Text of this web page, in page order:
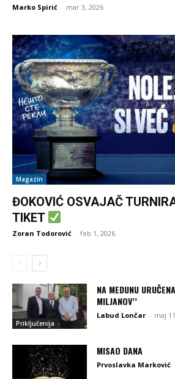
Marko Spirić - mar 3, 2026
Magazin
ĐOKOVIĆ OSVAJAČ
TIKET
Zoran Todorović - feb 1, 2026
Priključenija
NA MEDUNU
MILJANOV’’
Labud Lončar - maj
MISAO DANA
Prvoslavka Marković -